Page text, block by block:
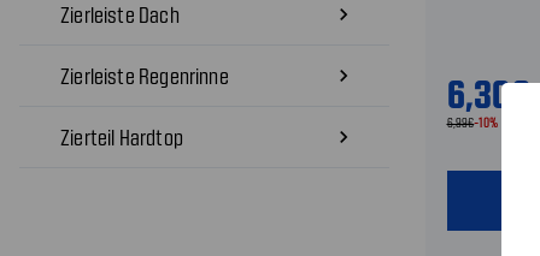
Zierleiste Dach navigate_next
Zierleiste Regenrinne navigate_next
Zierteil Hardtop navigate_next
6,30€
6,99€-10%